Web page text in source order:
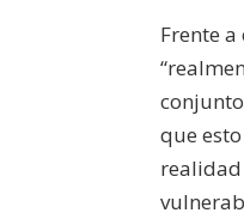
Frente
que
realidad